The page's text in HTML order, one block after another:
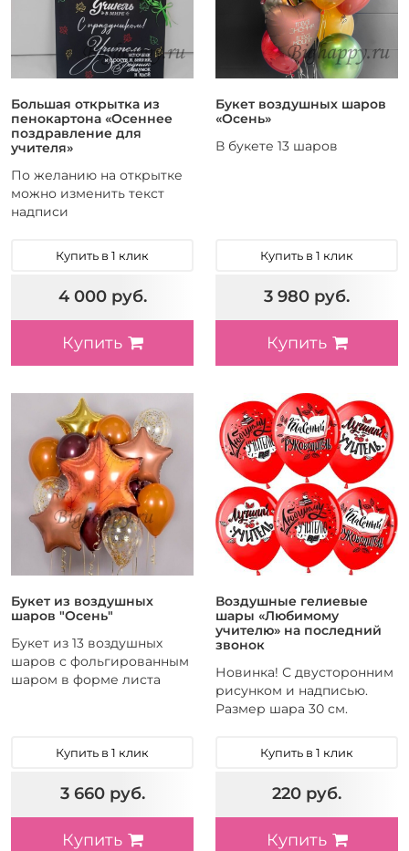
Без рисунка 3
Пастель 2
Прозрачный 1
1
С рисунком 13
Тематический 22
Хром 1
Большая открытка из
пенокартона «Осеннее
поздравление для
учителя»
По желанию на открытке
можно изменить текст
надписи
Купить в 1 клик
4 000 руб.
Купить
Букет воздушных шаров
«Осень»
В букете 13 шаров
Купить в 1 клик
3 980 руб.
Купить
Букет из воздушных
шаров "Осень"
Букет из 13 воздушных
шаров с фольгированным
шаром в форме листа
Купить в 1 клик
3 660 руб.
Купить
Воздушные гелиевые
шары «Любимому
учителю» на последний
звонок
Новинка! С двусторонним
рисунком и надписью.
Размер шара 30 см.
Купить в 1 клик
220 руб.
Купить